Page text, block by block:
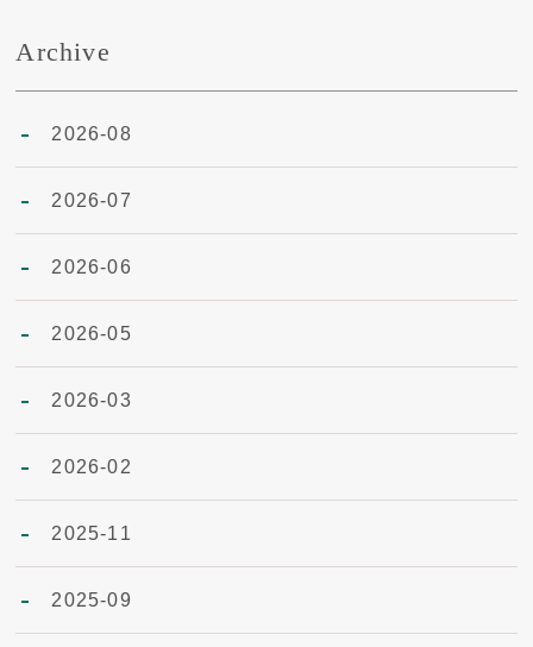
Archive
2026-08
2026-07
2026-06
2026-05
2026-03
2026-02
2025-11
2025-09